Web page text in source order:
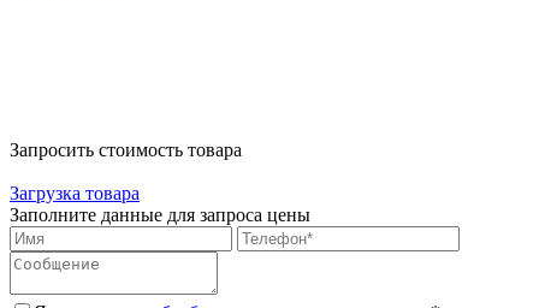
Запросить стоимость товара
Загрузка товара
Заполните данные для запроса цены